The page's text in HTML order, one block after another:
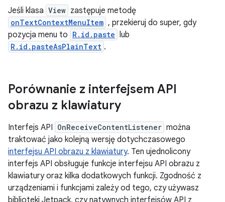
Jeśli klasa View zastępuje metodę
onTextContextMenuItem , przekieruj do super, gdy
pozycja menu to R.id.paste lub
R.id.pasteAsPlainText .
Porównanie z interfejsem API
obrazu z klawiatury
Interfejs API OnReceiveContentListener można
traktować jako kolejną wersję dotychczasowego
interfejsu API obrazu z klawiatury. Ten ujednolicony
interfejs API obsługuje funkcje interfejsu API obrazu z
klawiatury oraz kilka dodatkowych funkcji. Zgodność z
urządzeniami i funkcjami zależy od tego, czy używasz
biblioteki Jetpack, czy natywnych interfejsów API z